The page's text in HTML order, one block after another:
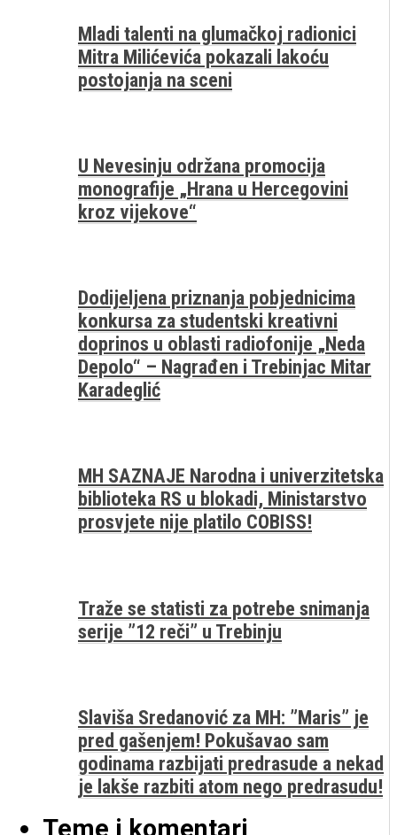
Mladi talenti na glumačkoj radionici
Mitra Milićevića pokazali lakoću
postojanja na sceni
U Nevesinju održana promocija
monografije „Hrana u Hercegovini
kroz vijekove“
Dodijeljena priznanja pobjednicima
konkursa za studentski kreativni
doprinos u oblasti radiofonije „Neda
Depolo“ – Nagrađen i Trebinjac Mitar
Karadeglić
MH SAZNAJE Narodna i univerzitetska
biblioteka RS u blokadi, Ministarstvo
prosvjete nije platilo COBISS!
Traže se statisti za potrebe snimanja
serije ”12 reči” u Trebinju
Slaviša Sredanović za MH: ”Maris” je
pred gašenjem! Pokušavao sam
godinama razbijati predrasude a nekad
je lakše razbiti atom nego predrasudu!